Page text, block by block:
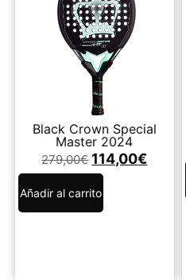
Black Crown Special
Master 2024
279,00€ 114,00€
Añadir al carrito